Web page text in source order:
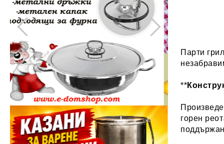
Парти
**
горен